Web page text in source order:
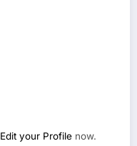
Edit your Profile now.